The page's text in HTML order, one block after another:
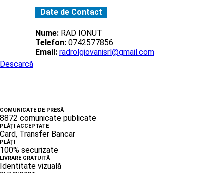
Date de Contact
Nume: RAD IONUT
Telefon: 0742577856
Email: radrolgiovanisrl@gmail.com
Descarcă
COMUNICATE DE PRESĂ
8872 comunicate publicate
PLĂȚI ACCEPTATE
Card, Transfer Bancar
PLĂȚI
100% securizate
LIVRARE GRATUITĂ
Identitate vizuală